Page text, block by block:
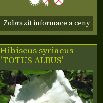
Zobrazit informace a ceny
Hibiscus syriacus
'TOTUS ALBUS'